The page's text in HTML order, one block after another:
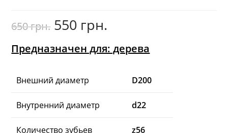
650грн. Первоначальная
цена
составляла
550 грн.
Предназначен для: дерева
Внешний диаметр D200
Внутренний диаметр d22
Количество зубьев z56